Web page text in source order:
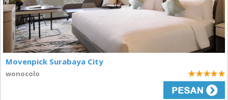
Movenpick Surabaya City
wonocolo
5